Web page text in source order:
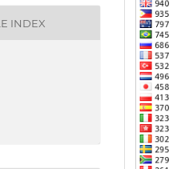
INDEX